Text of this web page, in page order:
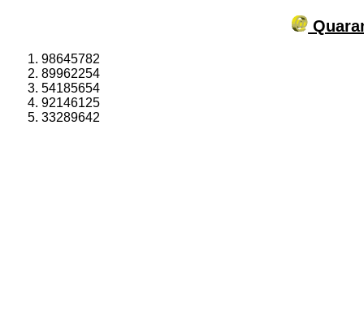
98645782
89962254
54185654
92146125
33289642